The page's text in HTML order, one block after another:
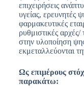
επιχειρήσεις
υγείας, ερευνητές
φαρμακευτικές
ρυθμιστικές
στην υλοποίηση
εκμεταλλεύονται
Ως επιμέρους
παρακάτω: